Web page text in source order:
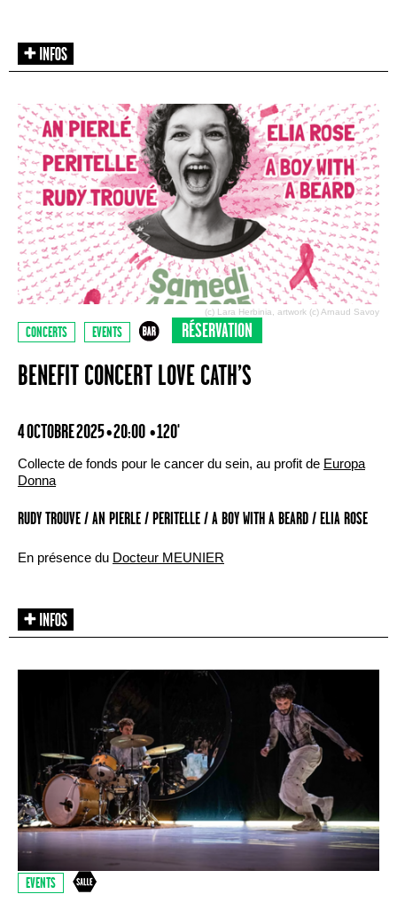
(c) Lara Herbinia, artwork (c) Arnaud Savoy
CONCERTS EVENTS RÉSERVATION
BENEFIT CONCERT LOVE CATH’S
4 OCTOBRE 2025 • 20:00 • 120'
Collecte de fonds pour le cancer du sein, au profit de Europa
Donna
RUDY TROUVE / AN PIERLE / PERITELLE / A BOY WITH A BEARD / ELIA ROSE
En présence du Docteur MEUNIER
EVENTS